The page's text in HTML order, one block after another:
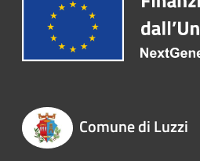
Comune di Luzzi